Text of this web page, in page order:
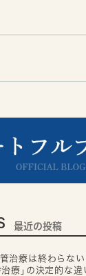
最近の投稿
治療は終わらな
療｣の決定的な違